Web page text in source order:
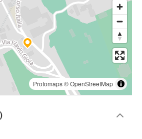
Protomaps©OpenStreetMap